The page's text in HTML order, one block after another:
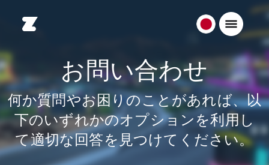
日
日
お問い合わせ
何か質問やお困りのことがあれば、以
下のいずれかのオプションを利用し
て適切な回答を見つけてください。